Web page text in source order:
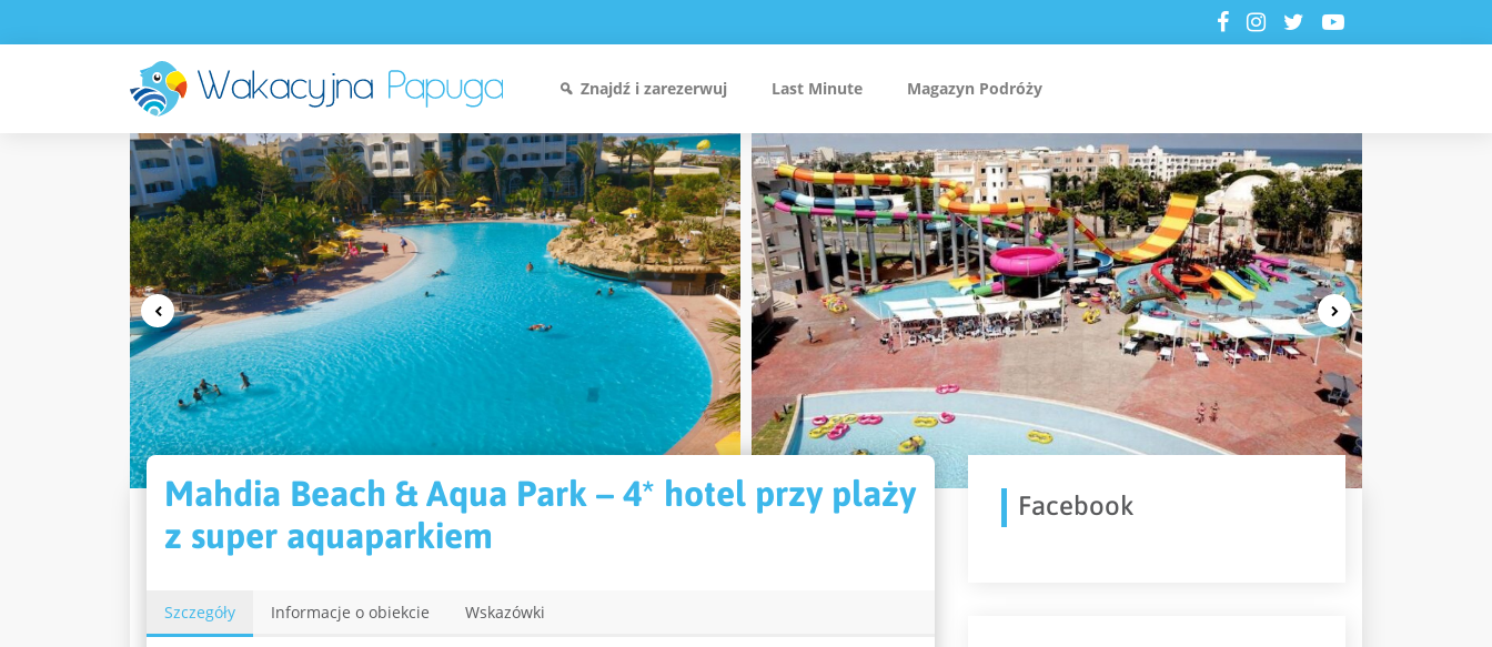
Znajdź i zarezerwuj Last Minute Magazyn Podróży
Mahdia Beach & Aqua Park – 4* hotel przy plaży
z super aquaparkiem
Szczegóły Informacje o obiekcie Wskazówki
Facebook